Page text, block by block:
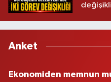
Anket
Ekonomiden memnun